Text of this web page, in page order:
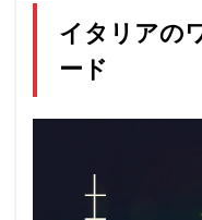
イタリアの
ード